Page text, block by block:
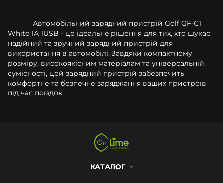
Автомобільний зарядний пристрій Golf GF-C1
White 1A 1USB - це ідеальне рішення для тих, хто шукає
надійний та зручний зарядний пристрій для
використання в автомобілі. Завдяки компактному
розміру, високоякісним матеріалам та універсальній
сумісності, цей зарядний пристрій забезпечить
комфортне та безпечне заряджання ваших пристроїв
під час поїздок.
КАТАЛОГ